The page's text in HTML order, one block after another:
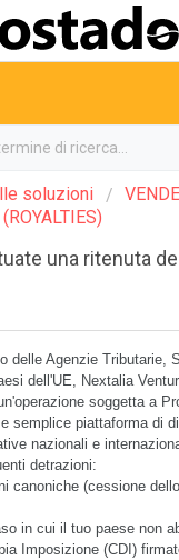
soluzioni
una ritenuta
delle Agenzie Tributarie,
dell'UE, Nextalia
soggetta a
semplice piattaforma di
nazionali e
detrazioni:
canoniche (cessione
in cui il tuo paese non
Imposizione (CDI)